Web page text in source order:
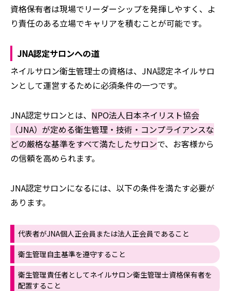
資格保有者は現場でリーダーシップを発揮しやすく、よ
り責任のある立場でキャリアを積むことが可能です。
JNA認定サロンへの道
ネイルサロン衛生管理士の資格は、JNA認定ネイルサロ
ンとして運営するために必須条件の一つです。
JNA認定サロンとは、 NPO法人日本ネイリスト協会
（JNA）が定める衛生管理・技術・コンプライアンスな
どの厳格な基準をすべて満たしたサロンで、お客様から
の信頼を高められます。
JNA認定サロンになるには、以下の条件を満たす必要が
あります。
代表者がJNA個人正会員または法人正会員であること
衛生管理自主基準を遵守すること
衛生管理責任者としてネイルサロン衛生管理士資格保有者を
配置すること